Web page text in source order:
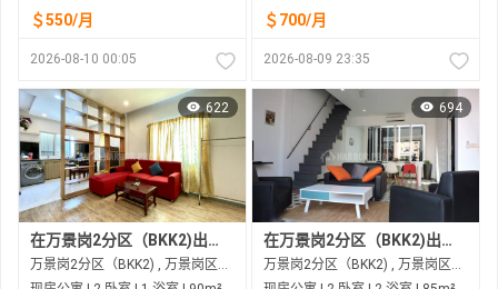
＄550/月
2026-08-10 00:05
＄700/月
2026-08-09 23:35
622
在万景岗2分区（BKK2)出租的现房公寓
万景岗2分区（BKK2) , 万景岗区（BKK) , 金边市
694
在万景岗2分区（BKK2)出租的现房公寓
万景岗2分区（BKK2) , 万景岗区（BKK) , 金边市